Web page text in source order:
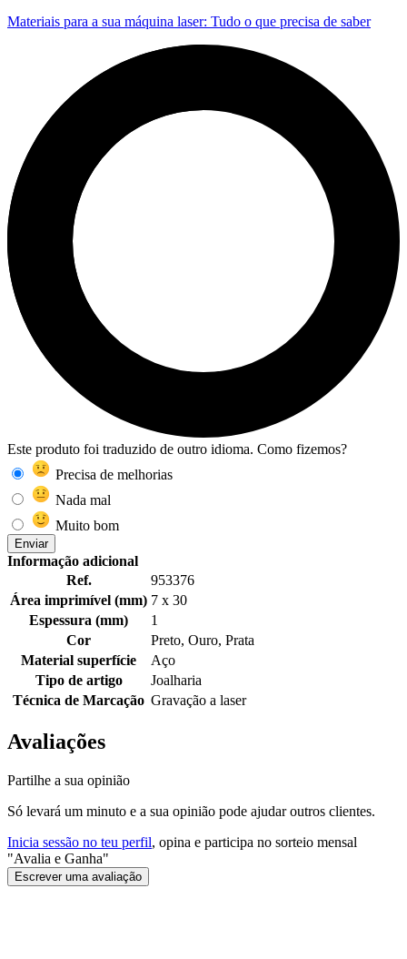
Materiais para a sua máquina laser: Tudo o que precisa de saber
Este produto foi traduzido de outro idioma. Como fizemos?
Precisa de melhorias
Nada mal
Muito bom
Enviar
Informação adicional
Ref.
953376
Área imprimível (mm) 7 x 30
Espessura (mm)
1
Cor
Preto, Ouro, Prata
Material superfície
Aço
Tipo de artigo
Joalharia
Técnica de Marcação Gravação a laser
Avaliações
Partilhe a sua opinião
Só levará um minuto e a sua opinião pode ajudar outros clientes.
Inicia sessão no teu perfil, opina e participa no sorteio mensal
"Avalia e Ganha"
Escrever uma avaliação